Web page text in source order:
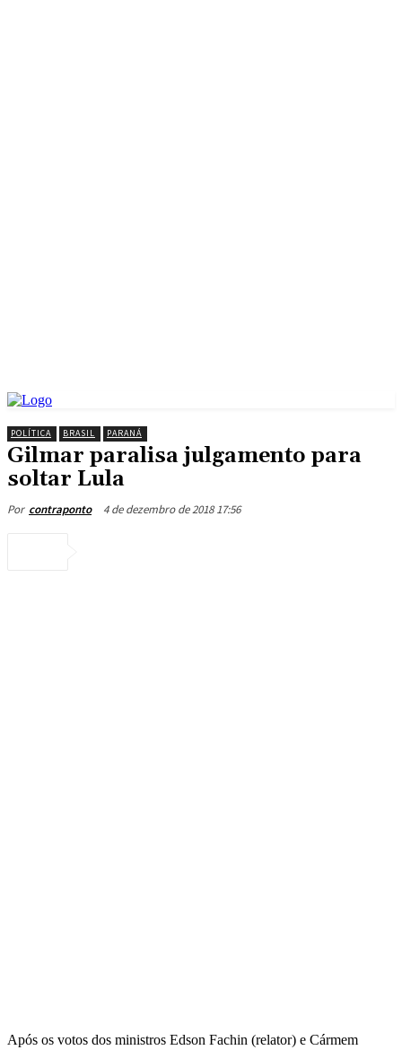
POLÍTICA BRASIL PARANÁ
Gilmar paralisa julgamento para
soltar Lula
Por contraponto 4 de dezembro de 2018 17:56
Após os votos dos ministros Edson Fachin (relator) e Cármem